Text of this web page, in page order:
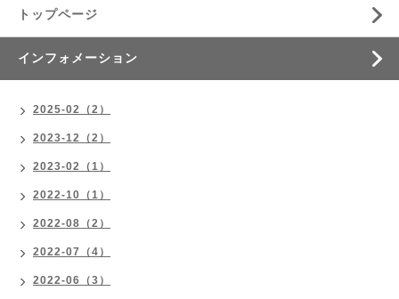
トップページ
インフォメーション
2025-02（2）
2023-12（2）
2023-02（1）
2022-10（1）
2022-08（2）
2022-07（4）
2022-06（3）